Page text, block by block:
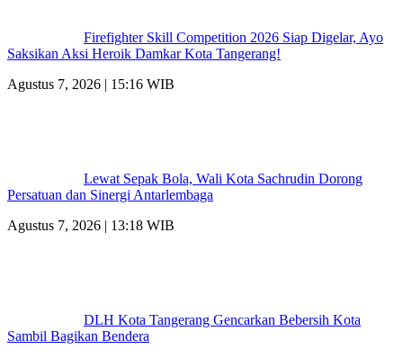
Firefighter Skill Competition 2026 Siap Digelar, Ayo
Saksikan Aksi Heroik Damkar Kota Tangerang!
Agustus 7, 2026 | 15:16 WIB
Lewat Sepak Bola, Wali Kota Sachrudin Dorong
Persatuan dan Sinergi Antarlembaga
Agustus 7, 2026 | 13:18 WIB
DLH Kota Tangerang Gencarkan Bebersih Kota
Sambil Bagikan Bendera